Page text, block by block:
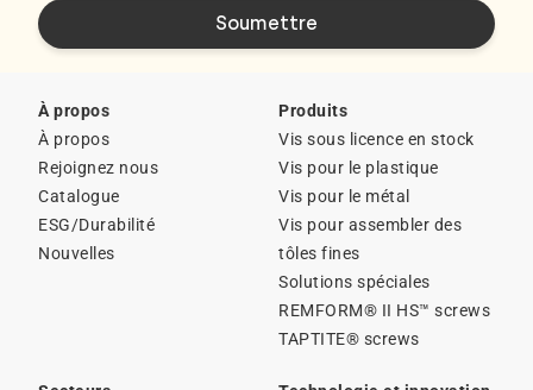
À propos
À propos
Rejoignez nous
Catalogue
ESG/Durabilité
Nouvelles
Produits
Vis sous licence en stock
Vis pour le plastique
Vis pour le métal
Vis pour assembler des
tôles fines
Solutions spéciales
REMFORM® II HS™ screws
TAPTITE® screws